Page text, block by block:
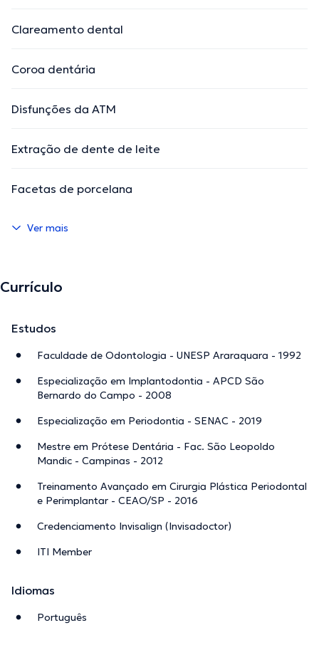
Clareamento dental
Coroa dentária
Disfunções da ATM
Extração de dente de leite
Facetas de porcelana
Ver mais
Currículo
Estudos
Faculdade de Odontologia - UNESP Araraquara - 1992
Especialização em Implantodontia - APCD São
Bernardo do Campo - 2008
Especialização em Periodontia - SENAC - 2019
Mestre em Prótese Dentária - Fac. São Leopoldo
Mandic - Campinas - 2012
Treinamento Avançado em Cirurgia Plástica Periodontal
e Perimplantar - CEAO/SP - 2016
Credenciamento Invisalign (Invisadoctor)
ITI Member
Idiomas
Português